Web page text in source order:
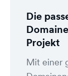
Die
Projekt
Mit einer